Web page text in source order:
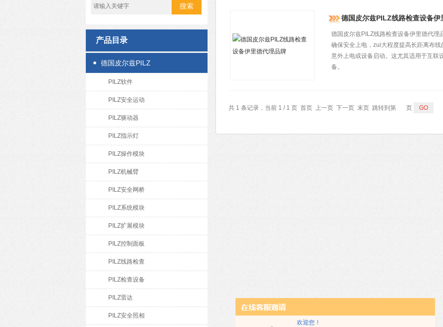
欢迎您！
产品目录
德国皮尔兹PILZ
PILZ软件
PILZ安全运动
PILZ驱动器
PILZ指示灯
PILZ操作模块
PILZ机械臂
PILZ安全网桥
PILZ系统模块
PILZ扩展模块
PILZ控制面板
PILZ线路检查
PILZ检查设备
PILZ雷达
PILZ安全照相
德国皮尔兹PILZ线路检查设备伊
德国皮尔兹PILZ线路检查设备伊里德代
确保安全上电，zui大程度提高长距离布
意外上电或设备启动。这尤其适用于互联
备。
共 1 条记录，当前 1 / 1 页 首页 上一页 下一页 末页 跳转到第 页